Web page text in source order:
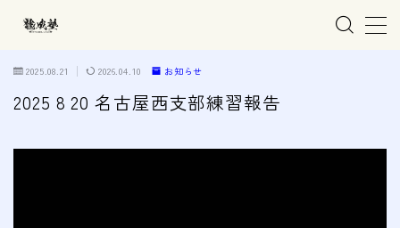
MENU
2025.08.21 2026.04.10 お知らせ
2025 8 20 名古屋西支部練習報告